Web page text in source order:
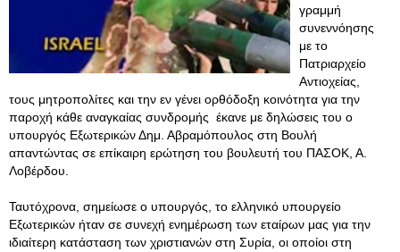
γραμμή
συνεννόησης
με το
Πατριαρχείο
Αντιοχείας,
τους μητροπολίτες και την εν γένει ορθόδοξη κοινότητα για την
παροχή κάθε αναγκαίας συνδρομής έκανε με δηλώσεις του ο
υπουργός Εξωτερικών Δημ. Αβραμόπουλος στη Βουλή
απαντώντας σε επίκαιρη ερώτηση του βουλευτή του ΠΑΣΟΚ, Α.
Λοβέρδου.
Ταυτόχρονα, σημείωσε ο υπουργός, το ελληνικό υπουργείο
Εξωτερικών ήταν σε συνεχή ενημέρωση των εταίρων μας για την
ιδιαίτερη κατάσταση των χριστιανών στη Συρία, οι οποίοι στη